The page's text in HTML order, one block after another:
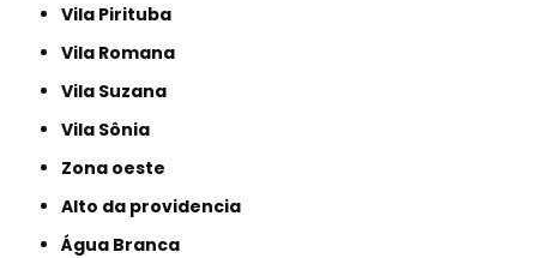
Vila Pirituba
Vila Romana
Vila Suzana
Vila Sônia
Zona oeste
alto da providencia
Água Branca